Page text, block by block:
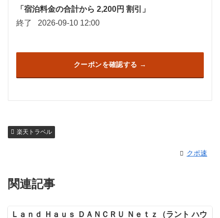
「宿泊料金の合計から 2,200円 割引」
終了
2026-09-10 12:00
クーポンを確認する
楽天トラベル
クポ速
関連記事
Ｌａｎｄ Ｈａｕｓ ＤＡＮＣＲＵ Ｎｅｔｚ（ラント ハウ